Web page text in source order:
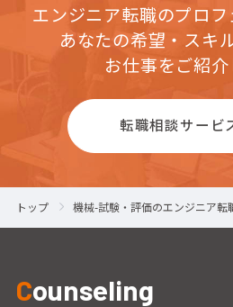
エンジニア転職のプロフ
あなたの希望・スキ
お仕事をご紹介
転職相談サービ
トップ 機械-試験・評価のエンジニア転
Counseling